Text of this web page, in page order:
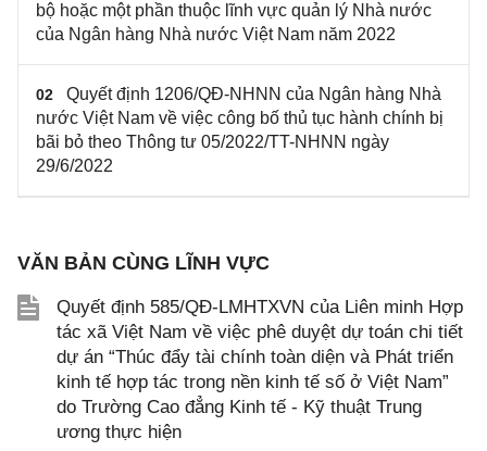
bộ hoặc một phần thuộc lĩnh vực quản lý Nhà nước
của Ngân hàng Nhà nước Việt Nam năm 2022
02
Quyết định 1206/QĐ-NHNN của Ngân hàng Nhà
nước Việt Nam về việc công bố thủ tục hành chính bị
bãi bỏ theo Thông tư 05/2022/TT-NHNN ngày
29/6/2022
VĂN BẢN CÙNG LĨNH VỰC
Quyết định 585/QĐ-LMHTXVN của Liên minh Hợp
tác xã Việt Nam về việc phê duyệt dự toán chi tiết
dự án “Thúc đẩy tài chính toàn diện và Phát triển
kinh tế hợp tác trong nền kinh tế số ở Việt Nam”
do Trường Cao đẳng Kinh tế - Kỹ thuật Trung
ương thực hiện